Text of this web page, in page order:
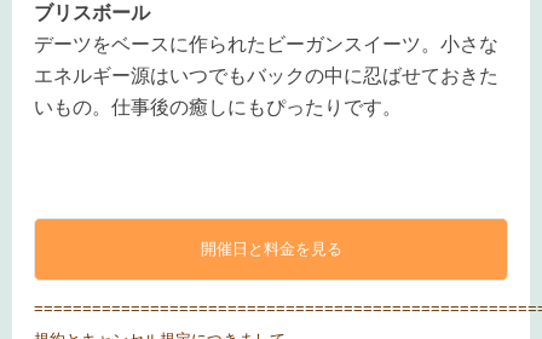
ブリスボール
デーツをベースに作られたビーガンスイーツ。小さな
エネルギー源はいつでもバックの中に忍ばせておきた
いもの。仕事後の癒しにもぴったりです。
開催日と料金を見る